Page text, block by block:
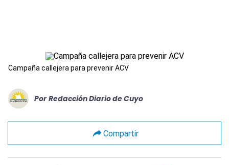
Campaña callejera para prevenir ACV
Por Redacción Diario de Cuyo
Compartir